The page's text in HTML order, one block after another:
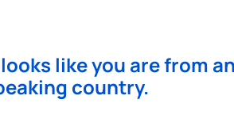
to check
you browse.
like you are from
country.